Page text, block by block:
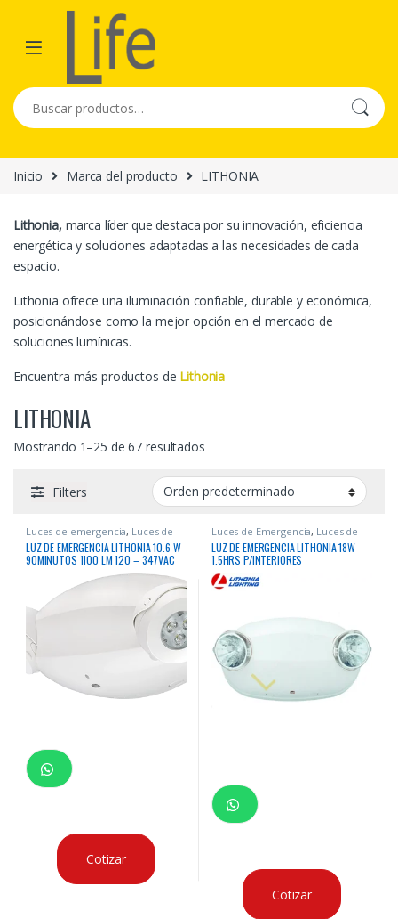
Skip to navigation
Skip to content
Buscar por:
Inicio Marca del producto LITHONIA
Lithonia, marca líder que destaca por su innovación, eficiencia
energética y soluciones adaptadas a las necesidades de cada
espacio.
Lithonia ofrece una iluminación confiable, durable y económica,
posicionándose como la mejor opción en el mercado de
soluciones lumínicas.
Encuentra más productos de Lithonia
LITHONIA
Mostrando 1–25 de 67 resultados
Filters
Luces de emergencia, Luces de
Emergencia
LUZ DE EMERGENCIA LITHONIA 10.6 W
90MINUTOS 1100 LM 120 – 347VAC
BATERIA LI-HIERRO-FOSFATO
CERTIFICACION UL
Cotizar
Luces de Emergencia, Luces de
emergencia
LUZ DE EMERGENCIA LITHONIA 18W
1.5HRS P/INTERIORES
Cotizar